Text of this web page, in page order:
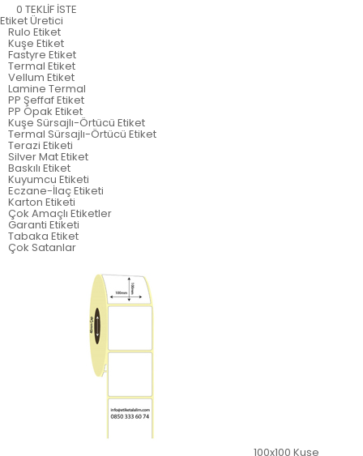
0 TEKLİF İSTE
EtiketÜretici
Rulo Etiket
Kuşe Etiket
Fastyre Etiket
Termal Etiket
Vellum Etiket
Lamine Termal
PP Şeffaf Etiket
PP Opak Etiket
Kuşe Sürsajlı-Örtücü Etiket
Termal Sürsajlı-Örtücü Etiket
Terazi Etiketi
Silver Mat Etiket
Baskılı Etiket
Kuyumcu Etiketi
Eczane-İlaç Etiketi
Karton Etiketi
Çok Amaçlı Etiketler
Garanti Etiketi
Tabaka Etiket
Çok Satanlar
100x100 Kuşe